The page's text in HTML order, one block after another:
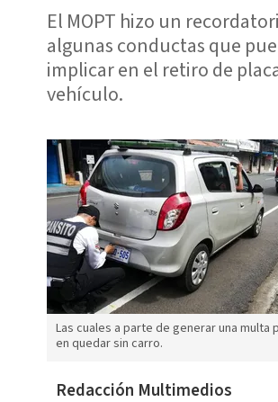
El MOPT hizo un
algunas conductas que
implicar en el retiro de
vehículo.
Las cuales a parte de generar una multa
en quedar sin carro.
Redacción Multimedios